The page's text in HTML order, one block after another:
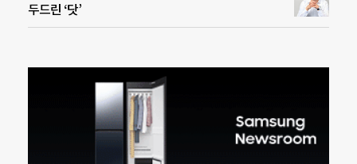
두드린 ‘닷’